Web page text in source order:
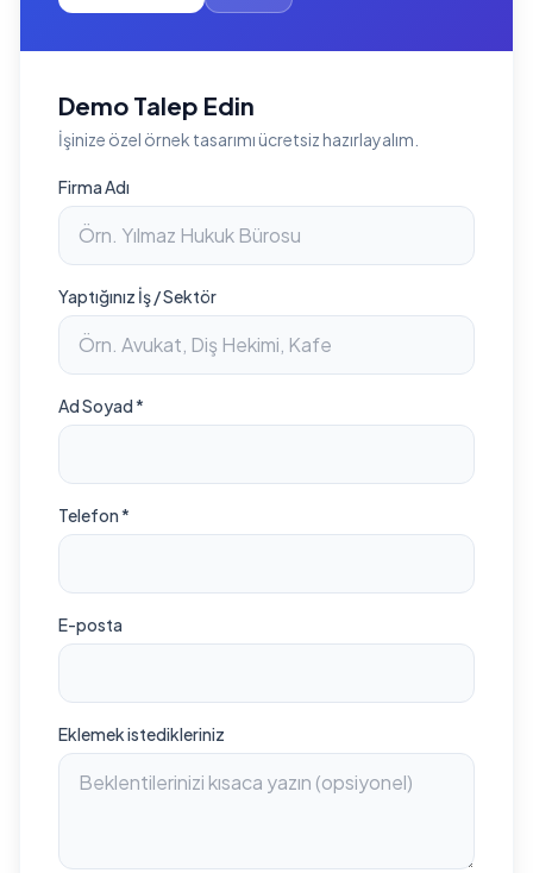
Demo Talep Edin
İşinize özel örnek tasarımı ücretsiz hazırlayalım.
Firma Adı
Yaptığınız İş / Sektör
Ad Soyad *
Telefon *
E-posta
Eklemek istedikleriniz